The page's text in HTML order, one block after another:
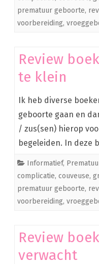
prematuur geboorte,
voorbereiding,
Review
te klein
Ik heb diverse
geboorte gaan en
/ zus(sen) hierop
begeleiden. In deze
Informatief,
complicatie, couveuse,
prematuur geboorte,
voorbereiding,
Review
verwacht